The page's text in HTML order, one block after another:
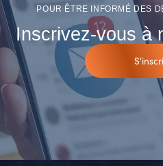
POUR ÊTRE INFORMÉ DES
Inscrivez-vous à